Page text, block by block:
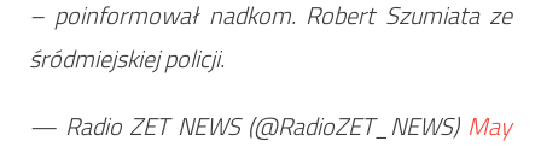
– poinformował nadkom. Robert Szumiata ze
śródmiejskiej policji.
— Radio ZET NEWS (@RadioZET_NEWS) May